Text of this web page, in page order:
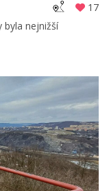
17
byla nejnižší